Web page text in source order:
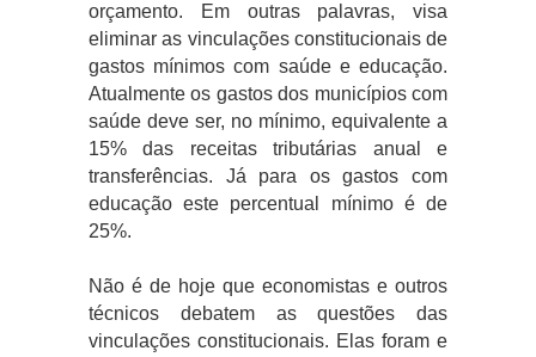
orçamento. Em outras palavras, visa
eliminar as vinculações constitucionais de
gastos mínimos com saúde e educação.
Atualmente os gastos dos municípios com
saúde deve ser, no mínimo, equivalente a
15% das receitas tributárias anual e
transferências. Já para os gastos com
educação este percentual mínimo é de
25%.
Não é de hoje que economistas e outros
técnicos debatem as questões das
vinculações constitucionais. Elas foram e